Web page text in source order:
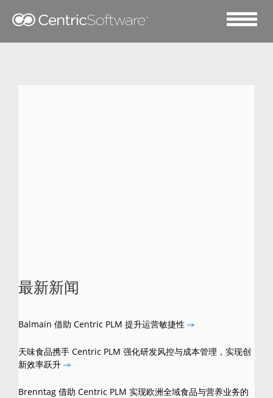
最新新闻
Balmain 借助 Centric PLM 提升运营敏捷性
天味食品携手 Centric PLM 强化研发风控与成本管理，实现创
新效率跃升
Brenntag 借助 Centric PLM 实现欧洲全域食品与营养业务的